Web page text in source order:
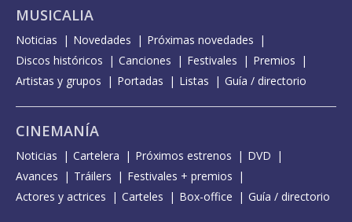
MUSICALIA
Noticias Novedades
Próximas novedades
Discos históricos
Canciones Festivales
Premios
Artistas y grupos
Portadas Listas Guía / directorio
CINEMANÍA
Noticias Cartelera Próximos estrenos
DVD
Avances
Tráilers
Festivales + premios
Actores y actrices
Carteles Box-office Guía / directorio